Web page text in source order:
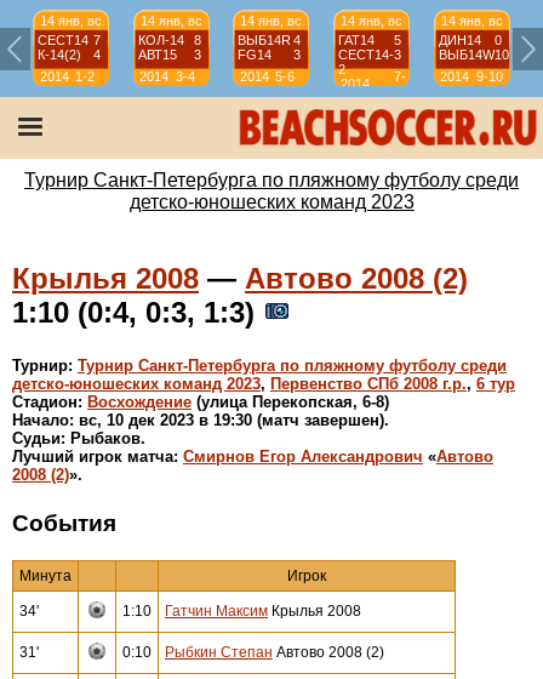
14 янв, вс
СЕСТ14 7
К-14(2)
4
2014 1-2
14 янв, вс
КОЛ-14
8
АВТ15
3
2014 3-4
14 янв, вс
ВЫБ14R 4
FG14
3
2014 5-6
14 янв, вс
ГАТ14
5
СЕСТ14-
2
3
2014
7-
8
14 янв, вс
ДИН14
0
ВЫБ14W10
2014 9-10
Турнир Санкт-Петербурга по пляжному футболу среди
детско-юношеских команд 2023
Крылья 2008 — Автово 2008 (2)
1:10 (0:4, 0:3, 1:3)
Турнир: Турнир Санкт-Петербурга по пляжному футболу среди
детско-юношеских команд 2023, Первенство СПб 2008 г.р., 6 тур
Стадион: Восхождение (улица Перекопская, 6-8)
Начало: вс, 10 дек 2023 в 19:30 (матч завершен).
Судьи: Рыбаков.
Лучший игрок матча: Смирнов Егор Александрович «Автово
2008 (2)».
События
Минута Игрок
34' 1:10 Гатчин Максим Крылья 2008
31' 0:10 Рыбкин Степан Автово 2008 (2)